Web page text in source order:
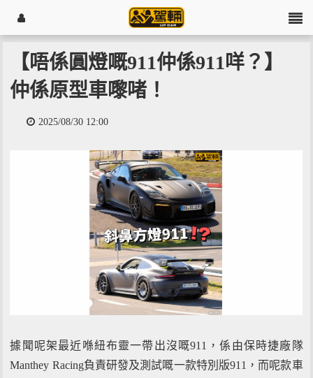
【唔係圓燈嘅911仲係911咩？】
仲係原型車嚟啫！
2025/08/30 12:00
據聞呢架最近喺紐布靈一帶出沒嘅911，係由保時捷廠隊
Manthey Racing負責研發及測試嘅一款特別版911，而呢款車